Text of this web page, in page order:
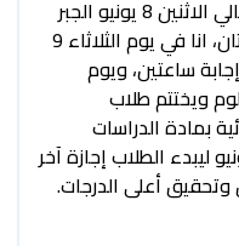
الامتحان ساعتان، يليه في اليوم التالي الاثنين 8 يونيو الجبر
والإحصاء ويكون زمن الاجابة ساعتان، انا في يوم الثلاثاء 9
ساعتين، ويوم
العلوم ويختتم طلاب
بمادة الدراسات
في يوم الخميس 11 يونيو ليبدء الطلاب إجازة آخر
وتحقيق أعلى الدرجات.